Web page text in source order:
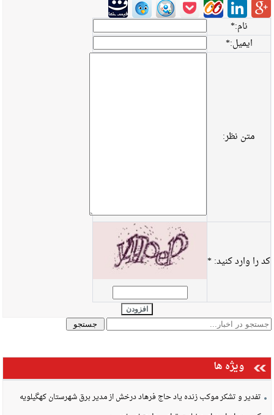
نام:*
ایمیل:*
متن نظر:
کد را وارد کنید:*
افزودن
ویژه ها
تفدیر و تشکر موکب زنده یاد حاج فرهاد درخش از مدیر برق شهرستان کهگیلویه